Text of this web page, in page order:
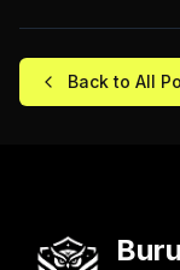
Back to All